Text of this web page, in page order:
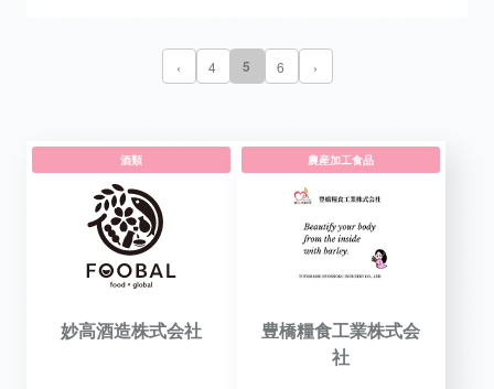
‹ 4 5 6 ›
酒類
妙高酒造株式会社
農産加工食品
豊橋糧食工業株式会
社